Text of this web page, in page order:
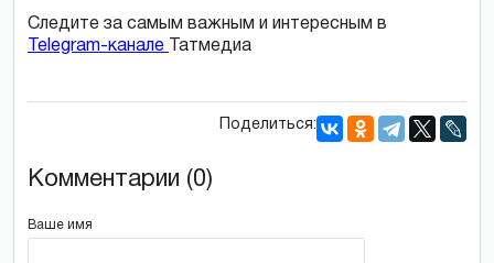
Следите за самым важным и интересным в
Telegram-канале
Татмедиа
Поделиться:
Комментарии (0)
Ваше имя